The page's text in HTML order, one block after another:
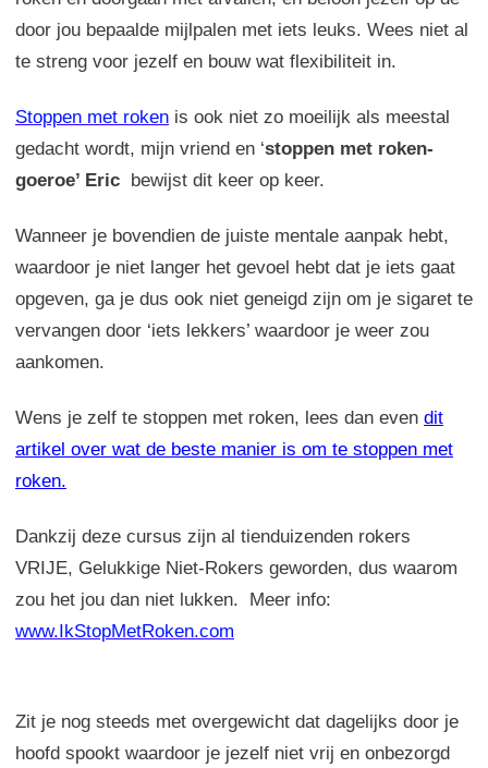
door jou bepaalde mijlpalen met iets leuks. Wees niet al
te streng voor jezelf en bouw wat flexibiliteit in.
Stoppen met roken is ook niet zo moeilijk als meestal
gedacht wordt, mijn vriend en ‘stoppen met roken-
goeroe’ Eric bewijst dit keer op keer.
Wanneer je bovendien de juiste mentale aanpak hebt,
waardoor je niet langer het gevoel hebt dat je iets gaat
opgeven, ga je dus ook niet geneigd zijn om je sigaret te
vervangen door ‘iets lekkers’ waardoor je weer zou
aankomen.
Wens je zelf te stoppen met roken, lees dan even dit
artikel over wat de beste manier is om te stoppen met
roken.
Dankzij deze cursus zijn al tienduizenden rokers
VRIJE, Gelukkige Niet-Rokers geworden, dus waarom
zou het jou dan niet lukken. Meer info:
www.IkStopMetRoken.com
Zit je nog steeds met overgewicht dat dagelijks door je
hoofd spookt waardoor je jezelf niet vrij en onbezorgd